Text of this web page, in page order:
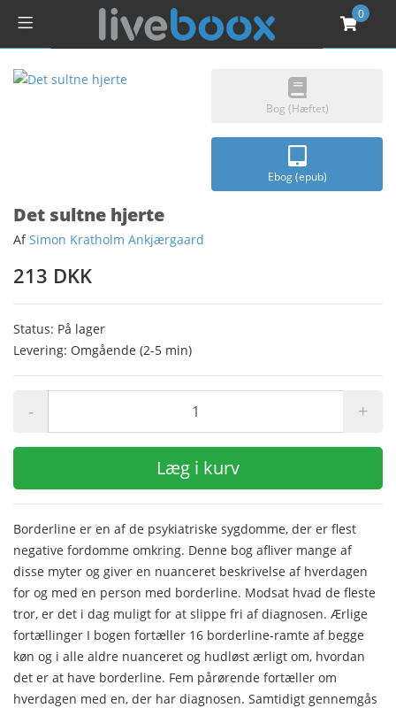
0
Bog (Hæftet)
Ebog (epub)
Det sultne hjerte
AfSimon Kratholm Ankjærgaard
213 DKK
Status: På lager
Levering: Omgående (2-5 min)
- +
Læg i kurv
Borderline er en af de psykiatriske sygdomme, der er flest
negative fordomme omkring. Denne bog afliver mange af
disse myter og giver en nuanceret beskrivelse af hverdagen
for og med en person med borderline. Modsat hvad de fleste
tror, er det i dag muligt for at slippe fri af diagnosen. Ærlige
fortællinger I bogen fortæller 16 borderline-ramte af begge
køn og i alle aldre nuanceret og hudløst ærligt om, hvordan
det er at have borderline. Fem pårørende fortæller om
hverdagen med en, der har diagnosen. Samtidigt gennemgås